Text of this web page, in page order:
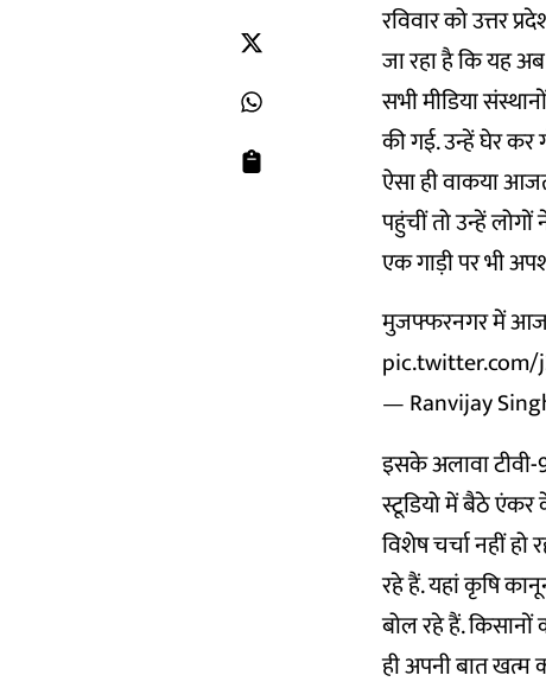
रविवार को उत्तर
जा रहा है कि यह
सभी मीडिया
की गई. उन्हें घेर कर
ऐसा ही वाकया
पहुंचीं तो उन्हें
एक गाड़ी पर भी
मुजफ्फरनगर में आज
pic.twitter.com/
— Ranvijay
इसके अलावा
स्टूडियो में बैठे
विशेष चर्चा नहीं
रहे हैं. यहां कृषि
बोल रहे हैं.
ही अपनी बात खत्म